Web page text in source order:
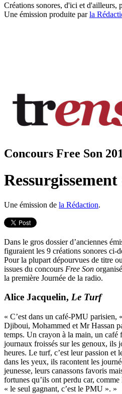
Créations sonores, d'ici et d'ailleurs,
Une émission produite parla
Concours Free Son
Une émission de la Rédaction.
Dans le gros dossier d’anciennes
figuraient les 9 créations sonores ci-
Pour la plupart dépourvues de titre
issues du concours Free Son
la première Journée de la radio.
Alice Jacquelin, Le Turf
« C’est dans un café-PMU parisien,
Djiboui, Mohammed et Mr Hassan
temps. Un crayon à la main, un café
journaux froissés sur les genoux, ils
heures. Le turf, c’est leur passion et
dans les yeux, ils racontent les
jeunesse, leurs canassons favoris
fortunes qu’ils ont perdu car,
« le seul gagnant, c’est le PMU ». »